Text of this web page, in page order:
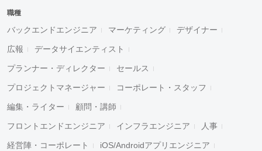
職種
バックエンドエンジニア マーケティング デザイナー
広報 データサイエンティスト
プランナー・ディレクター セールス
プロジェクトマネージャー コーポレート・スタッフ
編集・ライター 顧問・講師
フロントエンドエンジニア インフラエンジニア 人事
経営陣・コーポレート iOS/Androidアプリエンジニア